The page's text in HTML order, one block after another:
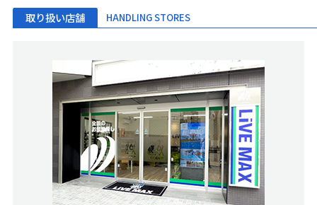
取り扱い店舗 HANDLING STORES